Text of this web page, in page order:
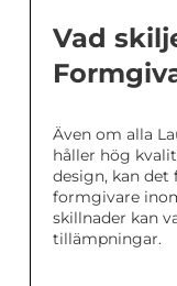
Vad
Även om alla
håller hög
design, kan det
formgivare
skillnader kan
tillämpningar.